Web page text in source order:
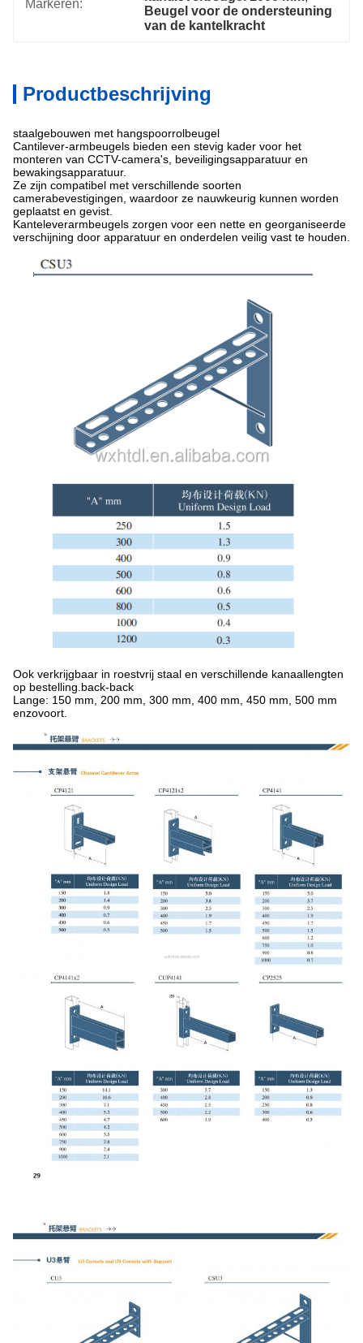
Markeren:
Beugel voor de ondersteuning
van de kantelkracht
Productbeschrijving
staalgebouwen met hangspoorrolbeugel
Cantilever-armbeugels bieden een stevig kader voor het
monteren van CCTV-camera's, beveiligingsapparatuur en
bewakingsapparatuur.
Ze zijn compatibel met verschillende soorten
camerabevestigingen, waardoor ze nauwkeurig kunnen worden
geplaatst en gevist.
Kanteleverarmbeugels zorgen voor een nette en georganiseerde
verschijning door apparatuur en onderdelen veilig vast te houden.
Ook verkrijgbaar in roestvrij staal en verschillende kanaallengten
op bestelling.back-back
Lange: 150 mm, 200 mm, 300 mm, 400 mm, 450 mm, 500 mm
enzovoort.